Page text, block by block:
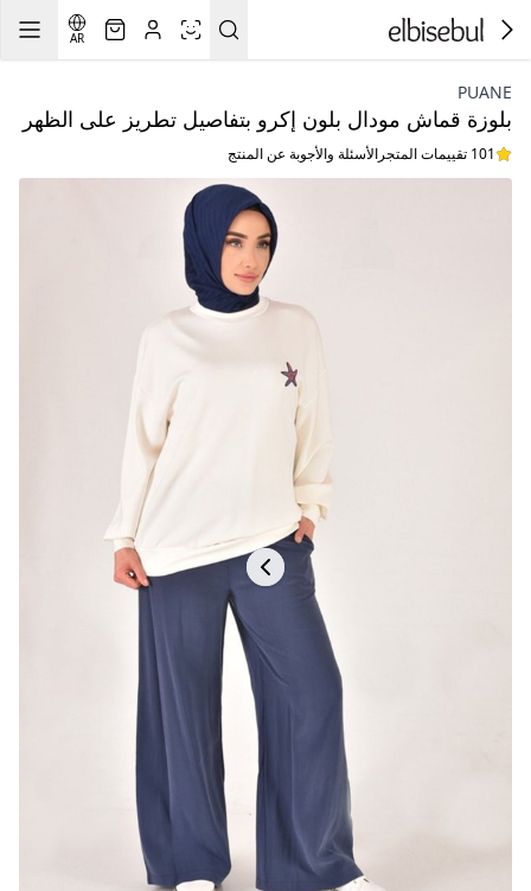
AR
PUANE
بلوزة قماش مودال بلون إكرو بتفاصيل تطريز على الظهر
101 تقييمات المتجر الأسئلة والأجوبة عن المنتج